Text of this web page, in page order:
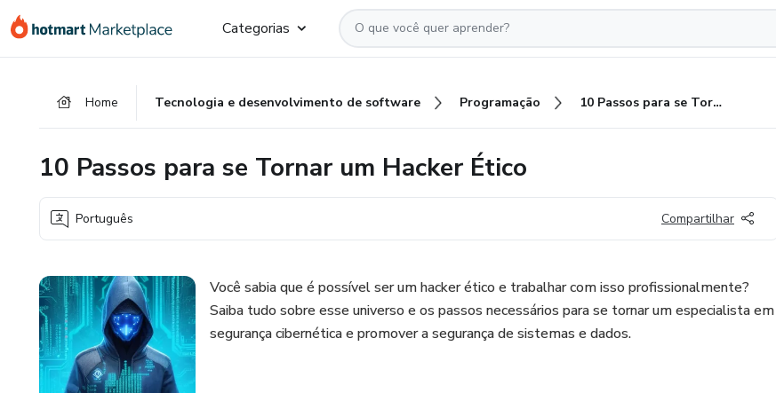
para
para
para
Categorias
Home Tecnologia e desenvolvimento de software Programação 10 Passos para se Tornar um Hacker Ético
10 Passos para se Tornar um Hacker Ético
Português Compartilhar
Você sabia que é possível ser um hacker ético e trabalhar com isso profissionalmente?
Saiba tudo sobre esse universo e os passos necessários para se tornar um especialista em
segurança cibernética e promover a segurança de sistemas e dados.